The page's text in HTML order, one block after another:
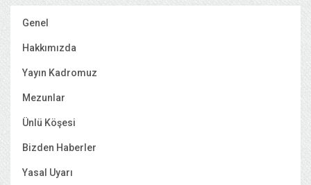
Genel
Hakkımızda
Yayın Kadromuz
Mezunlar
Ünlü Köşesi
Bizden Haberler
Yasal Uyarı